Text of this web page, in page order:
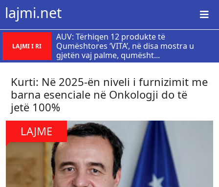
lajmi.net
LAJMI I RI
AUV: Tërhiqen 12 produkte të
Qumështores ‘VITA’, në disa mostra u
gjetën vaj palme, qumësht...
Kurti: Në 2025-ën niveli i furnizimit me
barna esenciale në Onkologji do të
jetë 100%
LAJME